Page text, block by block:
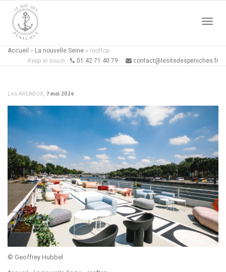
Accueil » La nouvelle Seine » rooftop
Keep in touch
01.42.71.40.79 contact@lesitedespeniches.fr
Lea AREABOX, 7 mai 2024
© Geoffrey Hubbel